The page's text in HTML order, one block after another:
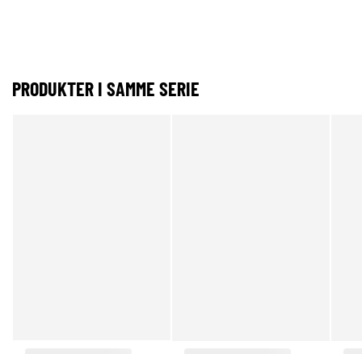
PRODUKTER I SAMME SERIE